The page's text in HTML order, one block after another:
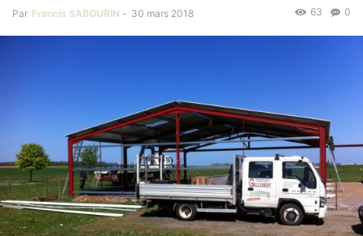
Par Francis SABOURIN - 30 mars 2018 0
63